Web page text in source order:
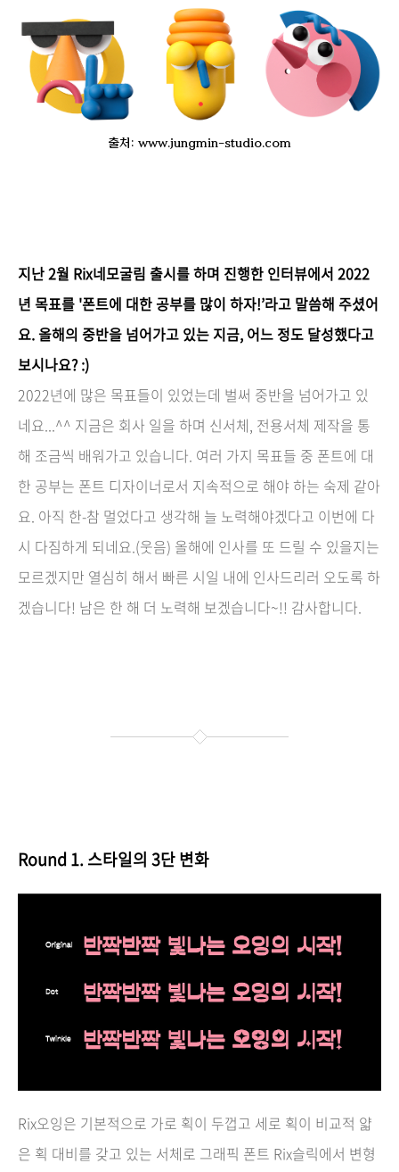
출처: www.jungmin-studio.com
지난 2월 Rix네모굴림 출시를 하며 진행한 인터뷰에서 2022
년 목표를 '폰트에 대한 공부를 많이 하자!’라고 말씀해 주셨어
요. 올해의 중반을 넘어가고 있는 지금, 어느 정도 달성했다고
보시나요? :)
2022년에 많은 목표들이 있었는데 벌써 중반을 넘어가고 있
네요...^^ 지금은 회사 일을 하며 신서체, 전용서체 제작을 통
해 조금씩 배워가고 있습니다. 여러 가지 목표들 중 폰트에 대
한 공부는 폰트 디자이너로서 지속적으로 해야 하는 숙제 같아
요. 아직 한-참 멀었다고 생각해 늘 노력해야겠다고 이번에 다
시 다짐하게 되네요.(웃음) 올해에 인사를 또 드릴 수 있을지는
모르겠지만 열심히 해서 빠른 시일 내에 인사드리러 오도록 하
겠습니다! 남은 한 해 더 노력해 보겠습니다~!! 감사합니다.
Round 1.스타일의 3단 변화
Rix오잉은 기본적으로 가로 획이 두껍고 세로 획이 비교적 얇
은 획 대비를 갖고 있는 서체로 그래픽 폰트 Rix슬릭에서 변형